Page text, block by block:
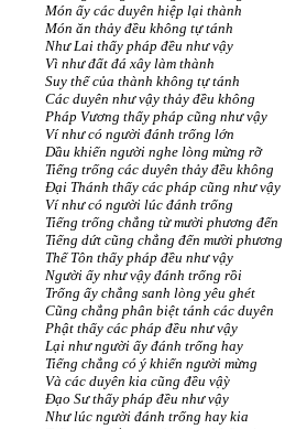
Món ấy các duyên hiệp lại thành
Món ăn thảy đều không tự tánh
Như Lai thấy pháp đều như vậy
Vì như đất đá xây làm thành
Suy thể của thành không tự tánh
Các duyên như vậy thảy đều không
Pháp Vương thấy pháp cũng như vậy
Ví như có người đánh trống lớn
Dầu khiến người nghe lòng mừng rỡ
Tiếng trống các duyên thảy đều không
Ðại Thánh thấy các pháp cũng như vậy
Ví như có người lúc đánh trống
Tiếng trống chẳng từ mười phương đến
Tiếng dứt cũng chẳng đến mười phương
Thế Tôn thấy pháp đều như vậy
Người ấy như vậy đánh trống rồi
Trống ấy chẳng sanh lòng yêu ghét
Cũng chẳng phân biệt tánh các duyên
Phật thấy các pháp đều như vậy
Lại như người ấy đánh trống hay
Tiếng chẳng có ý khiến người mừng
Và các duyên kia cũng đều vậỳ
Ðạo Sư thấy pháp đều như vậy
Như lúc người đánh trống hay kia